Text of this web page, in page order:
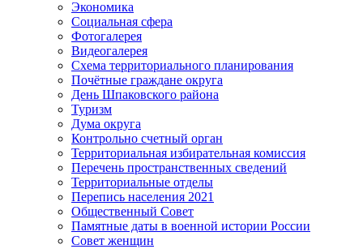
Экономика
Социальная сфера
Фотогалерея
Видеогалерея
Схема территориального планирования
Почётные граждане округа
День Шпаковского района
Туризм
Дума округа
Контрольно счетный орган
Территориальная избирательная комиссия
Перечень пространственных сведений
Территориальные отделы
Перепись населения 2021
Общественный Совет
Памятные даты в военной истории России
Совет женщин